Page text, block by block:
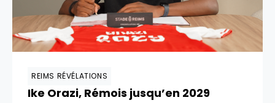
REIMS RÉVÉLATIONS
Ike Orazi, Rémois jusqu’en 2029